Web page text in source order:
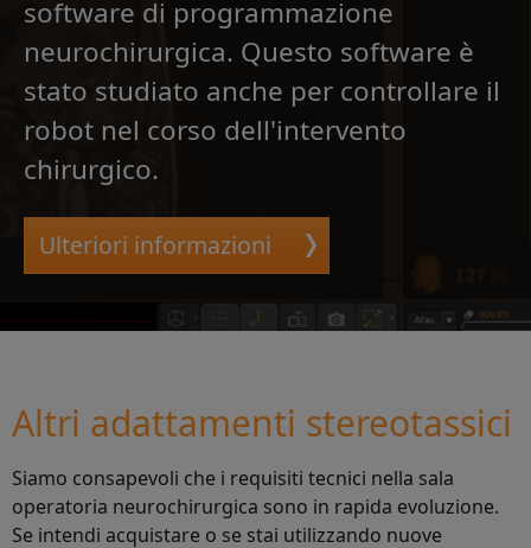
software di programmazione
neurochirurgica. Questo software è
stato studiato anche per controllare il
robot nel corso dell'intervento
chirurgico.
Ulteriori informazioni
Altri adattamenti stereotassici
Siamo consapevoli che i requisiti tecnici nella sala
operatoria neurochirurgica sono in rapida evoluzione.
Se intendi acquistare o se stai utilizzando nuove